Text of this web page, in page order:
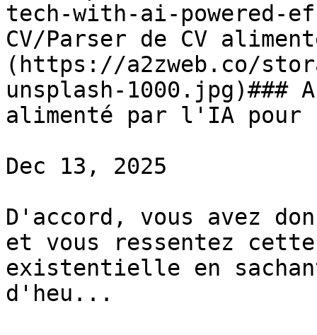
tech-with-ai-powered-
CV/Parser de CV
(https://a2zweb.co/
unsplash-1000.jpg)###
alimenté par l'IA pour
Dec 13, 2025
D'accord, vous avez
et vous ressentez
existentielle en
d'heu...